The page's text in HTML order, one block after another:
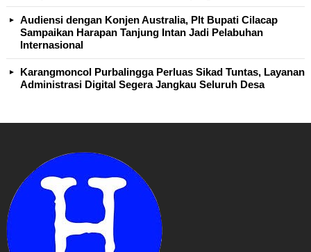
Audiensi dengan Konjen Australia, Plt Bupati Cilacap
Sampaikan Harapan Tanjung Intan Jadi Pelabuhan
Internasional
Karangmoncol Purbalingga Perluas Sikad Tuntas, Layanan
Administrasi Digital Segera Jangkau Seluruh Desa